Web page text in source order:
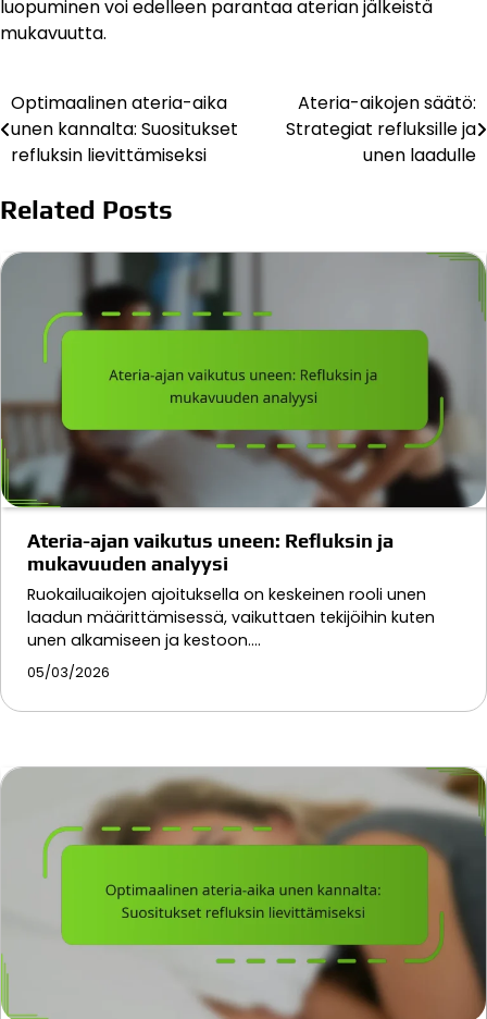
luopuminen voi edelleen parantaa aterian jälkeistä
mukavuutta.
Post
navigation
Optimaalinen ateria-aika
unen kannalta: Suositukset
refluksin lievittämiseksi
Ateria-aikojen säätö:
Strategiat refluksille ja
unen laadulle
Related Posts
Ateria-ajan vaikutus uneen: Refluksin ja
mukavuuden analyysi
Ruokailuaikojen ajoituksella on keskeinen rooli unen
laadun määrittämisessä, vaikuttaen tekijöihin kuten
unen alkamiseen ja kestoon.…
05/03/2026